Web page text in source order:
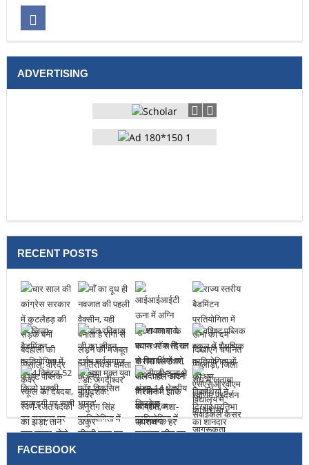
ADVERTISING
RECENT POSTS
FACEBOOK